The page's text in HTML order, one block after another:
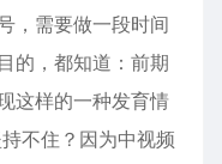
，需要做一段时间
的，都知道：前期
这样的一种发育情
不住？因为中视频